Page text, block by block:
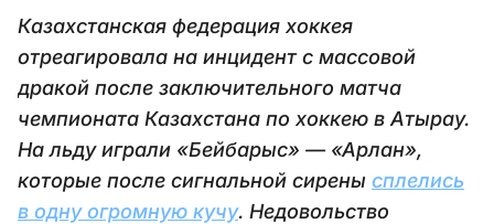
Казахстанская федерация хоккея
отреагировала на инцидент с массовой
дракой после заключительного матча
чемпионата Казахстана по хоккею в Атырау.
На льду играли «Бейбарыс» — «Арлан»,
которые после сигнальной сирены сплелись
в одну огромную кучу. Недовольство